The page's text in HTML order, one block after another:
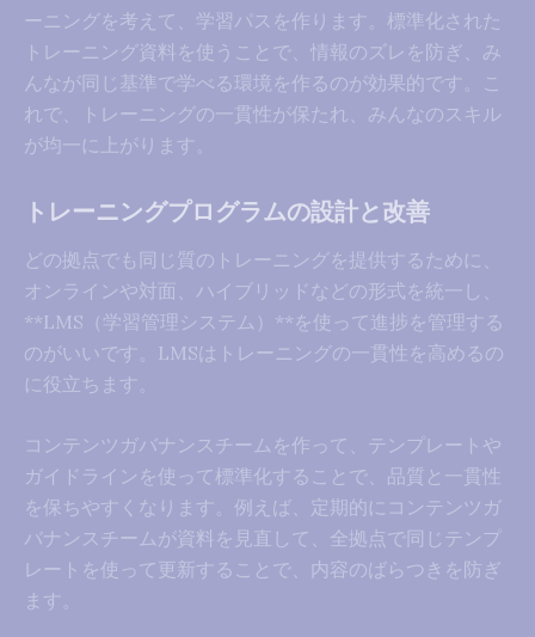
ーニングを考えて、学習パスを作ります。標準化された
トレーニング資料を使うことで、情報のズレを防ぎ、み
んなが同じ基準で学べる環境を作るのが効果的です。こ
れで、トレーニングの一貫性が保たれ、みんなのスキル
が均一に上がります。
トレーニングプログラムの設計と改善
どの拠点でも同じ質のトレーニングを提供するために、
オンラインや対面、ハイブリッドなどの形式を統一し、
**LMS（学習管理システム）**を使って進捗を管理する
のがいいです。LMSはトレーニングの一貫性を高めるの
に役立ちます。
コンテンツガバナンスチームを作って、テンプレートや
ガイドラインを使って標準化することで、品質と一貫性
を保ちやすくなります。例えば、定期的にコンテンツガ
バナンスチームが資料を見直して、全拠点で同じテンプ
レートを使って更新することで、内容のばらつきを防ぎ
ます。